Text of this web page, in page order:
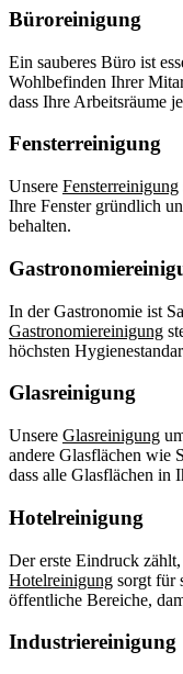
Büroreinigung
Ein sauberes Büro ist
Wohlbefinden Ihrer
dass Ihre Arbeitsräume
Fensterreinigung
Unsere Fensterreinigung
Ihre Fenster gründlich
behalten.
In der Gastronomie ist
Gastronomiereinigung
höchsten
Glasreinigung
Unsere Glasreinigung
andere Glasflächen wie
dass alle Glasflächen in
Hotelreinigung
Der erste Eindruck
Hotelreinigung sorgt für
öffentliche Bereiche,
Industriereinigung